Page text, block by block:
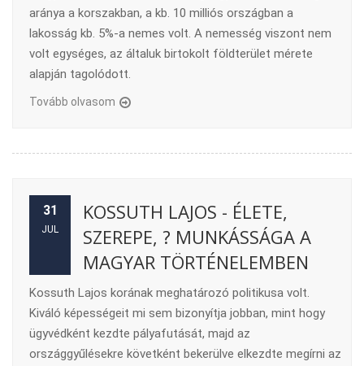
aránya a korszakban, a kb. 10 milliós országban a
lakosság kb. 5%-a nemes volt. A nemesség viszont nem
volt egységes, az általuk birtokolt földterület mérete
alapján tagolódott.
Tovább olvasom
31
JUL
KOSSUTH LAJOS - ÉLETE,
SZEREPE, ? MUNKÁSSÁGA A
MAGYAR TÖRTÉNELEMBEN
Kossuth Lajos korának meghatározó politikusa volt.
Kiváló képességeit mi sem bizonyítja jobban, mint hogy
ügyvédként kezdte pályafutását, majd az
országgyűlésekre követként bekerülve elkezdte megírni az